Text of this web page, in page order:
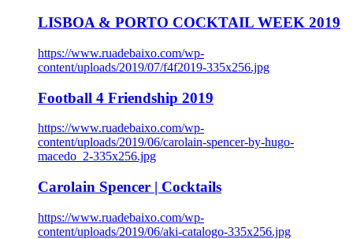
LISBOA & PORTO COCKTAIL WEEK 2019
https://www.ruadebaixo.com/wp-
content/uploads/2019/07/f4f2019-335x256.jpg
Football 4 Friendship 2019
https://www.ruadebaixo.com/wp-
content/uploads/2019/06/carolain-spencer-by-hugo-
macedo_2-335x256.jpg
Carolain Spencer | Cocktails
https://www.ruadebaixo.com/wp-
content/uploads/2019/06/aki-catalogo-335x256.jpg